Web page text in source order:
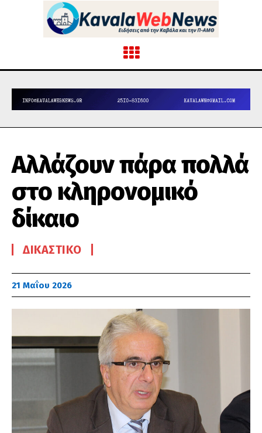
Αλλάζουν πάρα πολλά
στο κληρονομικό
δίκαιο
ΔΙΚΑΣΤΙΚΌ
21 Μαΐου 2026